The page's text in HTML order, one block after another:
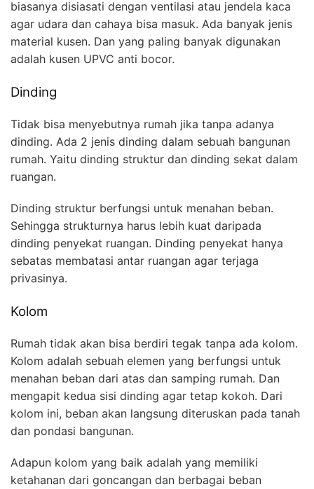
biasanya disiasati dengan ventilasi atau jendela kaca
agar udara dan cahaya bisa masuk. Ada banyak jenis
material kusen. Dan yang paling banyak digunakan
adalah kusen UPVC anti bocor.
Dinding
Tidak bisa menyebutnya rumah jika tanpa adanya
dinding. Ada 2 jenis dinding dalam sebuah bangunan
rumah. Yaitu dinding struktur dan dinding sekat dalam
ruangan.
Dinding struktur berfungsi untuk menahan beban.
Sehingga strukturnya harus lebih kuat daripada
dinding penyekat ruangan. Dinding penyekat hanya
sebatas membatasi antar ruangan agar terjaga
privasinya.
Kolom
Rumah tidak akan bisa berdiri tegak tanpa ada kolom.
Kolom adalah sebuah elemen yang berfungsi untuk
menahan beban dari atas dan samping rumah. Dan
mengapit kedua sisi dinding agar tetap kokoh. Dari
kolom ini, beban akan langsung diteruskan pada tanah
dan pondasi bangunan.
Adapun kolom yang baik adalah yang memiliki
ketahanan dari goncangan dan berbagai beban